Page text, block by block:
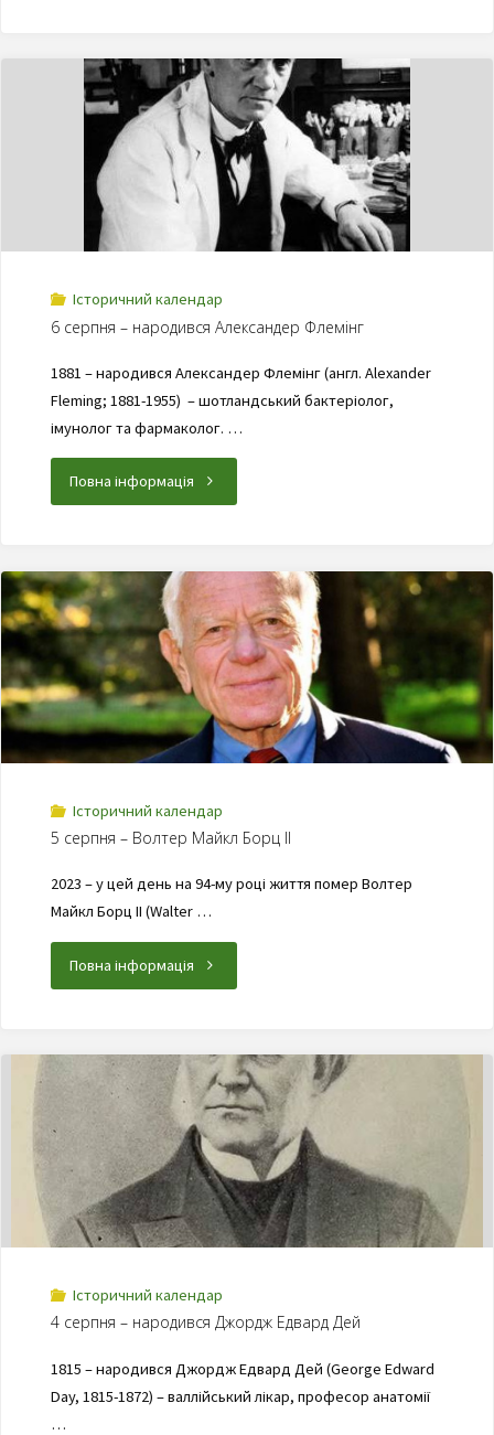
Історичний календар
6 серпня – народився Александер Флемінг
1881 – народився Александер Флемінг (англ. Alexander
Fleming; 1881-1955) – шотландський бактеріолог,
імунолог та фармаколог. …
Повна інформація
Історичний календар
5 серпня – Волтер Майкл Борц II
2023 – у цей день на 94-му році життя помер Волтер
Майкл Борц II (Walter …
Повна інформація
Історичний календар
4 серпня – народився Джордж Едвард Дей
1815 – народився Джордж Едвард Дей (George Edward
Day, 1815-1872) – валлійський лікар, професор анатомії
…